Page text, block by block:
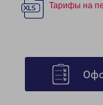
Тарифы на